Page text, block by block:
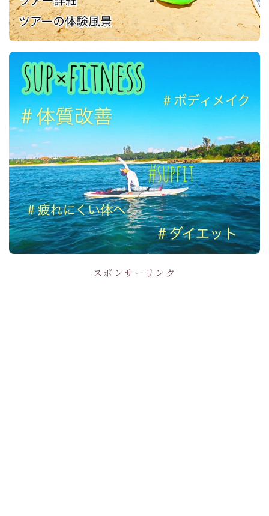
スポンサーリンク